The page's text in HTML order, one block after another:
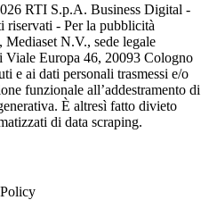
RTI S.p.A. Business Digital -
riservati - Per la pubblicità
N.V., sede legale
Viale Europa 46, 20093 Cologno
e ai dati personali trasmessi e/o
funzionale all’addestramento di
È altresì fatto divieto
di data scraping.